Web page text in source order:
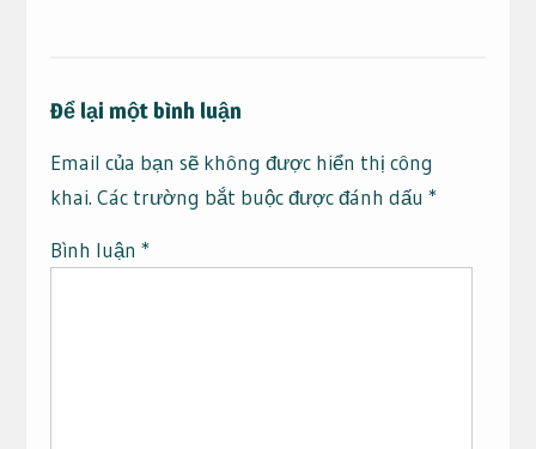
Để lại một bình luận
Email của bạn sẽ không được hiển thị công
khai. Các trường bắt buộc được đánh dấu *
Bình luận *